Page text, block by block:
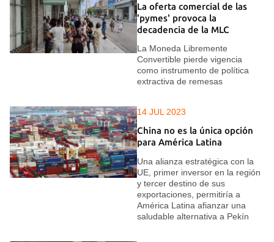
La oferta comercial de las
'pymes' provoca la
decadencia de la MLC
La Moneda Libremente
Convertible pierde vigencia
como instrumento de política
extractiva de remesas
14 JUL 2023
China no es la única opción
para América Latina
Una alianza estratégica con la
UE, primer inversor en la región
y tercer destino de sus
exportaciones, permitiría a
América Latina afianzar una
saludable alternativa a Pekín